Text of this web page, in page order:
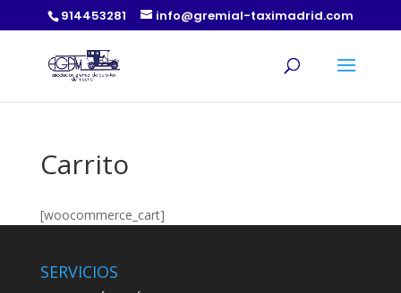
914453281 info@gremial-taximadrid.com
Carrito
[woocommerce_cart]
SERVICIOS